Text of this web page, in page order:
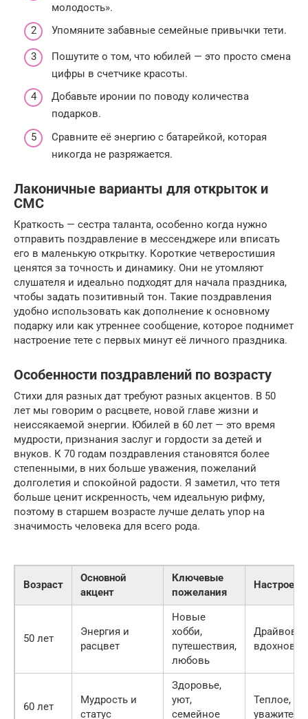
молодость».
Упомяните забавные семейные привычки тети.
Пошутите о том, что юбилей — это просто смена
цифры в счетчике красоты.
Добавьте иронии по поводу количества
подарков.
Сравните её энергию с батарейкой, которая
никогда не разряжается.
Лаконичные варианты для открыток и
СМС
Краткость — сестра таланта, особенно когда нужно
отправить поздравление в мессенджере или вписать
его в маленькую открытку. Короткие четверостишия
ценятся за точность и динамику. Они не утомляют
слушателя и идеально подходят для начала праздника,
чтобы задать позитивный тон. Такие поздравления
удобно использовать как дополнение к основному
подарку или как утреннее сообщение, которое поднимет
настроение тете с первых минут её личного праздника.
Особенности поздравлений по возрасту
Стихи для разных дат требуют разных акцентов. В 50
лет мы говорим о расцвете, новой главе жизни и
неиссякаемой энергии. Юбилей в 60 лет — это время
мудрости, признания заслуг и гордости за детей и
внуков. К 70 годам поздравления становятся более
степенными, в них больше уважения, пожеланий
долголетия и спокойной радости. Я заметил, что тетя
больше ценит искренность, чем идеальную рифму,
поэтому в старшем возрасте лучше делать упор на
значимость человека для всего рода.
Возраст
Основной
акцент
Ключевые
пожелания
50 лет
Энергия и
расцвет
Новые
хобби,
путешествия,
любовь
60 лет
Мудрость и
статус
Здоровье,
уют,
семейное
Теплое,